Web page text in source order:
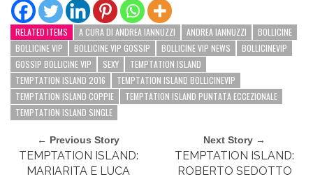
RELATED ITEMS A CURA DI ANDREA IANNUZZI ANDREA IANNUZZI
BOLLICINE
BOLLICINE VIP
BOLLICINE VIP GOSSIP BOLLICINE VIP NEWS
BOLLICINEVIP
GOSSIP BOLLICINE VIP
SEXY
TEMPTATION ISLAND
TEMPTATION ISLAND 2016
TEMPTATION ISLAND BOLLICINEVIP
TEMPTATION ISLAND COPPIE
TEMPTATION ISLAND PUNTATA ECCEZIONALE
TEMPTATION ISLAND SINGLE
← Previous Story
TEMPTATION ISLAND:
MARIARITA E LUCA
Next Story →
TEMPTATION ISLAND:
ROBERTO SEDOTTO